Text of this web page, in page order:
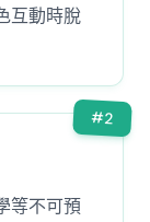
互動時脫
#2
等不可預